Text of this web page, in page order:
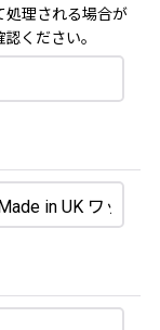
処理される場合が
ください。